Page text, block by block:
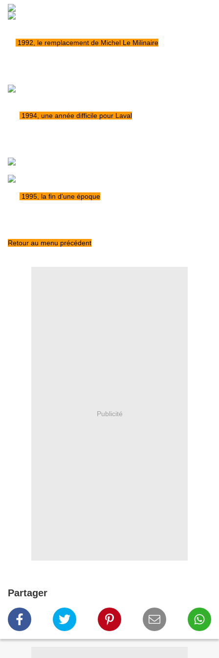
1992, le remplacement de Michel Le Milinaire
1994, une année difficile pour Laval
1995, la fin d'une époque
Retour au menu précédent
Publicité
Partager